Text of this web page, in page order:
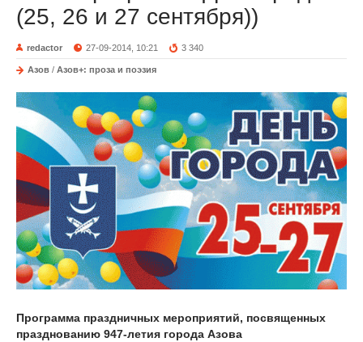
(25, 26 и 27 сентября))
redactor 27-09-2014, 10:21 3 340
Азов / Азов+: проза и поэзия
Программа праздничных мероприятий, посвященных
празднованию 947-летия города Азова